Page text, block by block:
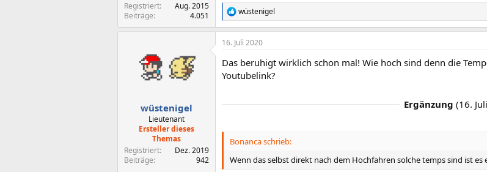
Registriert
Aug. 2015
Beiträge
4.051
R
e
a
k
i
o
n
wüstenigel
wüstenigel
Lieutenant
Ersteller dieses
Themas
Registriert
Dez. 2019
Beiträge
942
16. Juli 2020
Das beruhigt wirklich schon mal! Wie hoch sind denn die
Youtubelink?
Ergänzung (16.
Bonanca schrieb:
Wenn das selbst direkt nach dem Hochfahren solche temps sind ist es